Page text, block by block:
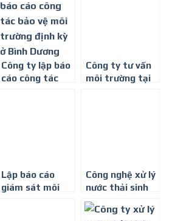
Ty Môi Trường
Bình Minh
Công ty lập báo
cáo công tác
Công ty tư vấn
môi trường tại
Lập báo cáo
giám sát môi
Công nghệ xử lý
nước thải sinh
hoạt quy mô
nhỏ tại Bình